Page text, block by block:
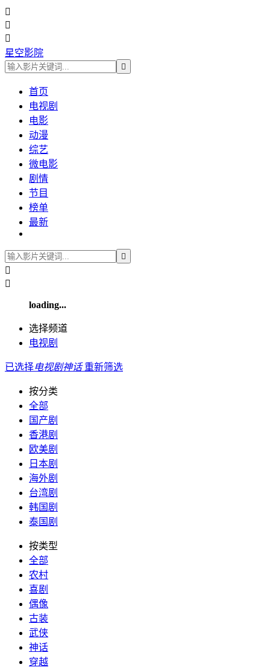



星空影院

首页
电视剧
电影
动漫
综艺
微电影
剧情
节目
榜单
最新



loading...
选择频道
电视剧
已选择电视剧神话重新筛选
按分类
全部
国产剧
香港剧
欧美剧
日本剧
海外剧
台湾剧
韩国剧
泰国剧
按类型
全部
农村
喜剧
偶像
古装
武侠
神话
穿越